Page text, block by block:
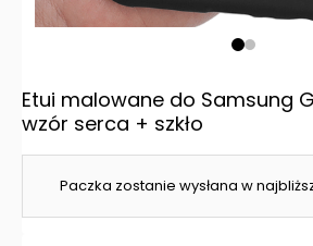
Paczka zostanie wysłana w
Etui malowane do Samsung
wzór serca + szkło